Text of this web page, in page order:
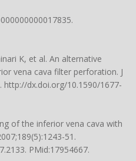
.
K, et al. An alternative
vena cava filter perforation. J
http://dx.doi.org/10.1590/1677-
of the inferior vena cava with
51.
. PMid:17954667.